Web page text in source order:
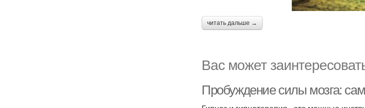
читать дальше →
Вас может
Пробуждение силы мозга: